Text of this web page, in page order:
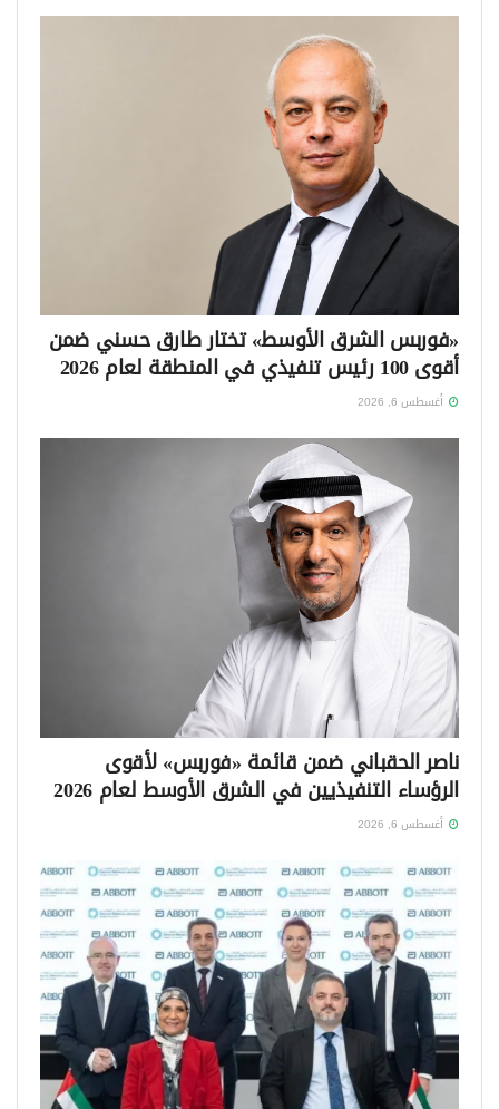
«فوربس الشرق الأوسط» تختار طارق حسني ضمن
أقوى 100 رئيس تنفيذي في المنطقة لعام 2026
أغسطس 6, 2026
ناصر الحقباني ضمن قائمة «فوربس» لأقوى
الرؤساء التنفيذيين في الشرق الأوسط لعام 2026
أغسطس 6, 2026